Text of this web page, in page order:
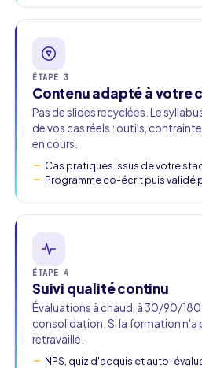
ÉTAPE 3
Contenu adapté à votre
Pas de slides recyclées. Le
de vos cas réels : outils,
en cours.
Cas pratiques issus de votre
Programme co-écrit puis validé
ÉTAPE 4
Suivi qualité continu
Évaluations à chaud, à 30/90/180
consolidation. Si la formation n'a
retravaille.
NPS, quiz d'acquis et auto-